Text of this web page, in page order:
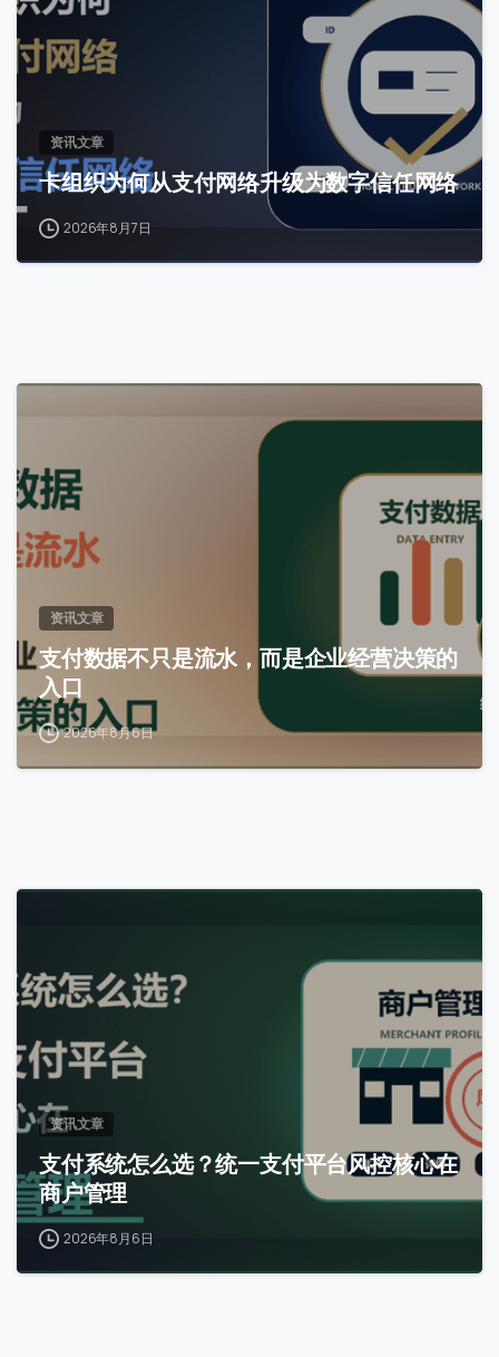
资讯文章
卡组织为何从支付网络升级为数字信任网络
2026年8月7日
0
资讯文章
支付数据不只是流水，而是企业经营决策的
入口
2026年8月6日
资讯文章
支付系统怎么选？统一支付平台风控核心在
商户管理
2026年8月6日